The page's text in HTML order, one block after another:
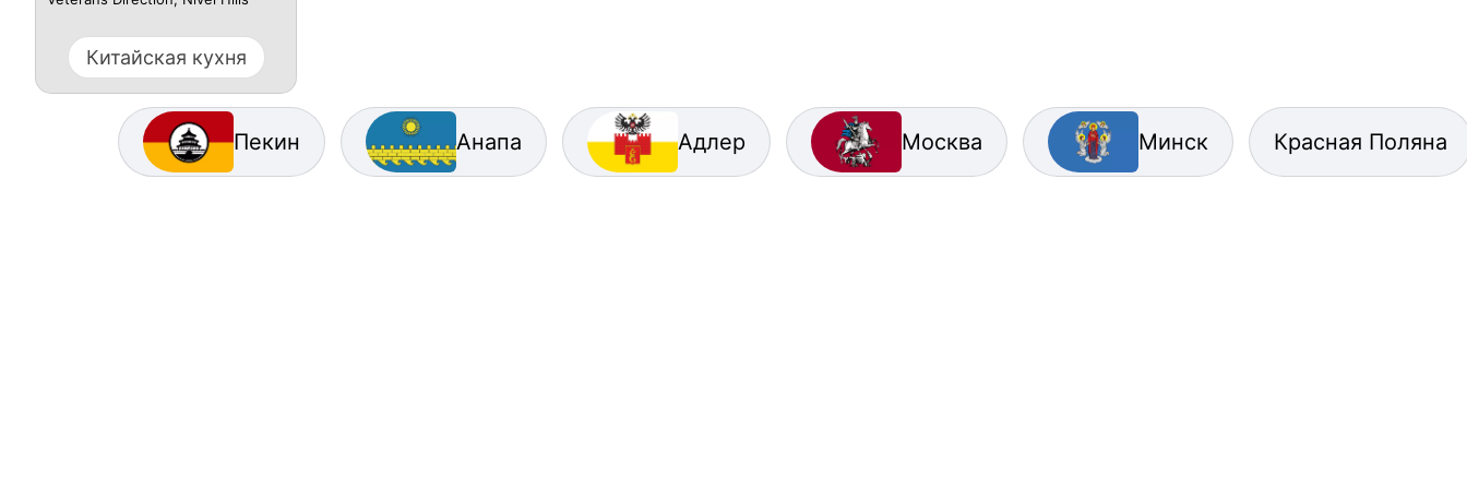
Китайская кухня
Пекин Анапа Адлер Москва Минск Красная Поляна